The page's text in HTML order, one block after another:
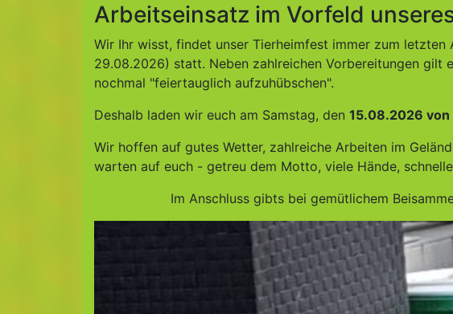
Arbeitseinsatz im Vorfeld
Wir Ihr wisst, findet unser Tierheimfest immer zum letzten
29.08.2026) statt. Neben zahlreichen Vorbereitungen gilt
nochmal "feiertauglich aufzuhübschen".
Deshalb laden wir euch am Samstag, den 15.08.2026
Wir hoffen auf gutes Wetter, zahlreiche Arbeiten im
warten auf euch - getreu dem Motto, viele Hände,
Im Anschluss gibts bei gemütlichem